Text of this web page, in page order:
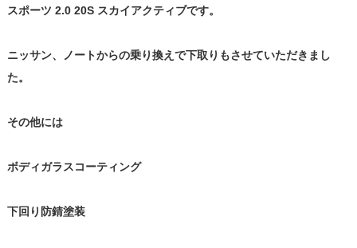
スポーツ 2.0 20S スカイアクティブです。
ニッサン、ノートからの乗り換えで下取りもさせていただきまし
た。
その他には
ボディガラスコーティング
下回り防錆塗装